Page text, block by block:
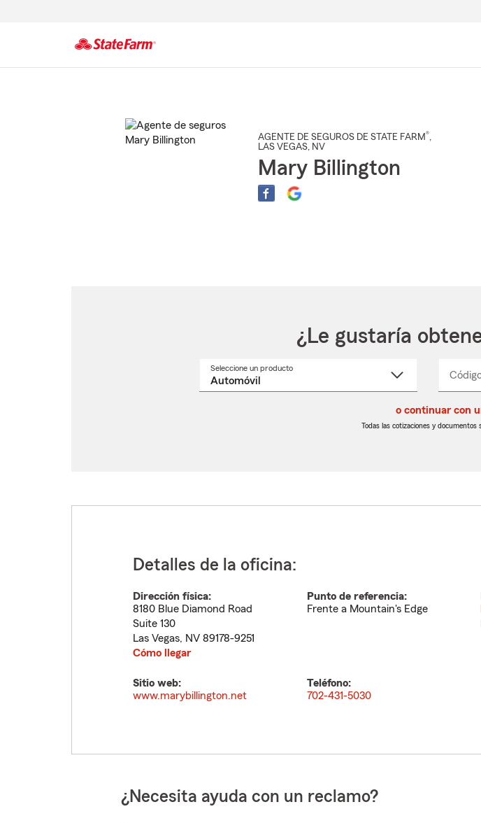
AGENTE DE SEGUROS DE STATE FARM®,
LAS VEGAS, NV
Mary Billington
¿Le gustaría
Seleccione un productoSeleccione
o continuar con
Todas las cotizaciones y documentos
Detalles de la oficina:
Dirección física:
8180 Blue Diamond Road
Suite 130
Las Vegas, NV 89178-9251
Cómo llegar
Punto de referencia:
Frente a Mountain's Edge
Sitio web:
www.marybillington.net
Teléfono:
702-431-5030
¿Necesita ayuda con un reclamo?